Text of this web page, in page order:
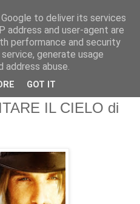
IL CIELO di
to deliver its services
address and user-agent are
performance and security
generate usage
abuse.
GOT IT